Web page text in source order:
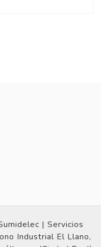
| Servicios
Industrial El Llano,